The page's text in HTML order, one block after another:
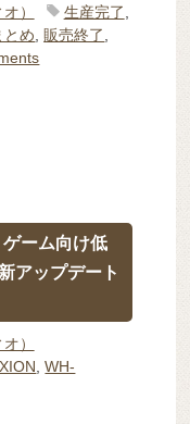
） 生産完了
とめ
販売終了
ーム向け低
アップデート
）
,WH-